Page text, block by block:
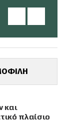
και
πλαίσιο